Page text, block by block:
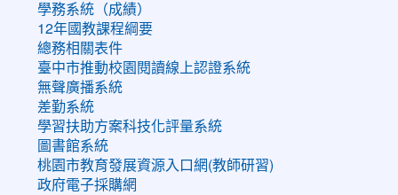
學務系統（成績）
12年國教課程綱要
總務相關表件
臺中市推動校園閱讀線上認證系統
無聲廣播系統
差勤系統
學習扶助方案科技化評量系統
圖書館系統
桃園市教育發展資源入口網(教師研習)
政府電子採購網